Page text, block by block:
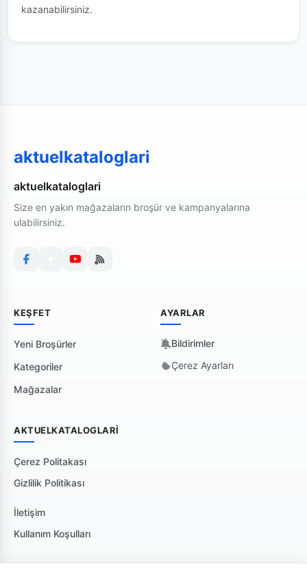
kazanabilirsiniz.
aktuelkataloglari
aktuelkataloglari
Size en yakın mağazaların broşür ve kampanyalarına
ulabilirsiniz.
KEŞFET
Yeni Broşürler
Kategoriler
Mağazalar
AYARLAR
Bildirimler
Çerez Ayarları
AKTUELKATALOGLARI
Çerez Politakası
Gizlilik Politikası
İletişim
Kullanım Koşulları